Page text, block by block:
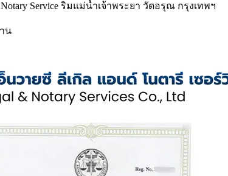
Service ริมแม่น้ำเจ้าพระยา วัดอรุณ กรุงเทพฯ
น